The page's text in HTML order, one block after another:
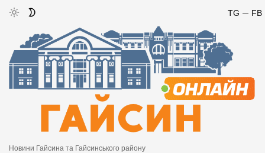
FB
TG
Новини Гайсина та Гайсинського району